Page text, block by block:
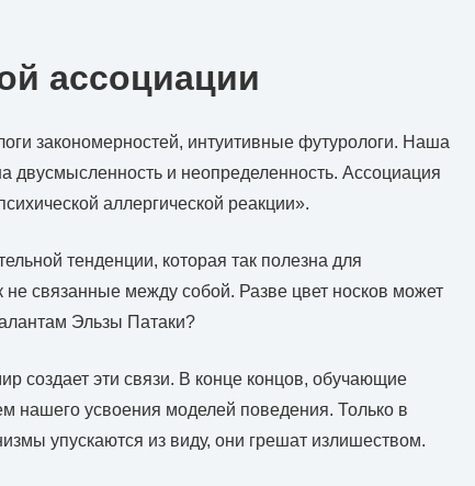
ассоциации
закономерностей, интуитивные футурологи. Наша
двусмысленность и неопределенность. Ассоциация
аллергической реакции».
тенденции, которая так полезна для
связанные между собой. Разве цвет носков может
Эльзы Патаки?
создает эти связи. В конце концов, обучающие
нашего усвоения моделей поведения. Только в
упускаются из виду, они грешат излишеством.